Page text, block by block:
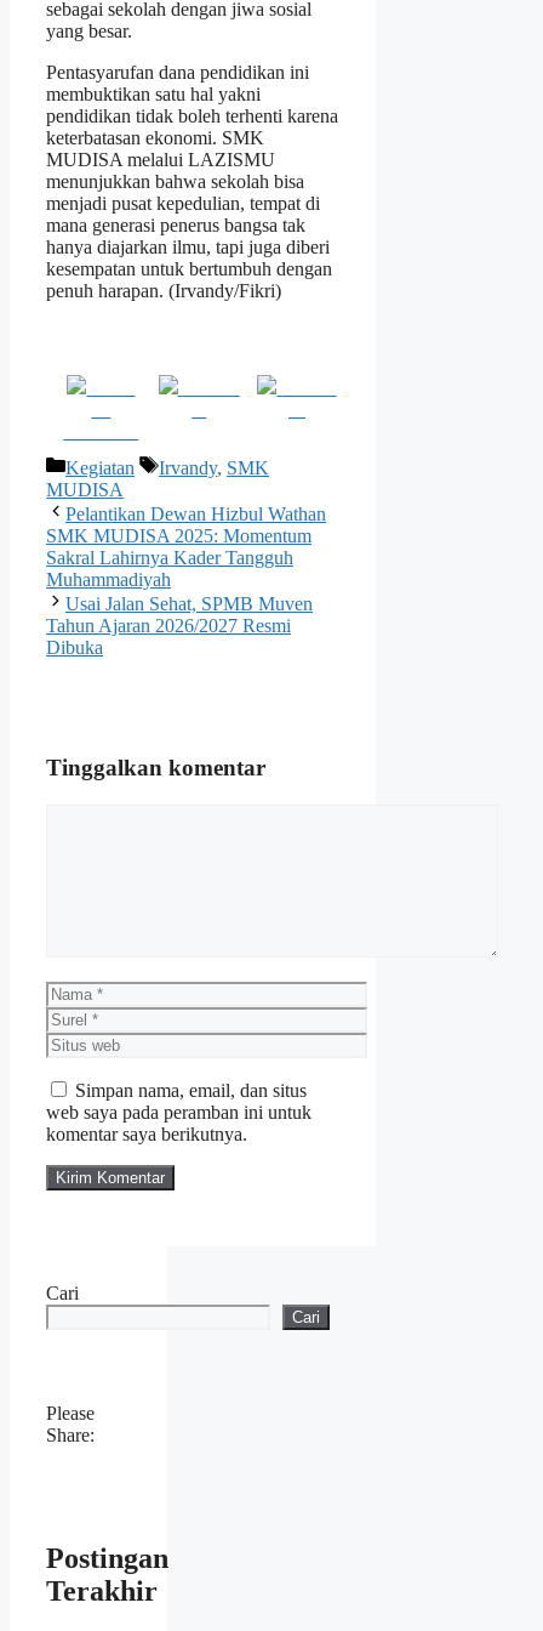
sebagai sekolah dengan jiwa sosial
yang besar.
Pentasyarufan dana pendidikan ini
membuktikan satu hal yakni
pendidikan tidak boleh terhenti karena
keterbatasan ekonomi. SMK
MUDISA melalui LAZISMU
menunjukkan bahwa sekolah bisa
menjadi pusat kepedulian, tempat di
mana generasi penerus bangsa tak
hanya diajarkan ilmu, tapi juga diberi
kesempatan untuk bertumbuh dengan
penuh harapan. (Irvandy/Fikri)
Kategori
Kegiatan Tag
Irvandy, SMK
MUDISA
Pelantikan Dewan Hizbul Wathan
SMK MUDISA 2025: Momentum
Sakral Lahirnya Kader Tangguh
Muhammadiyah
Usai Jalan Sehat, SPMB Muven
Tahun Ajaran 2026/2027 Resmi
Dibuka
Tinggalkan komentar
Nama
Surel
Situs
web
Simpan nama, email, dan situs
web saya pada peramban ini untuk
komentar saya berikutnya.
Cari
Cari
Please
Share:
Postingan
Terakhir